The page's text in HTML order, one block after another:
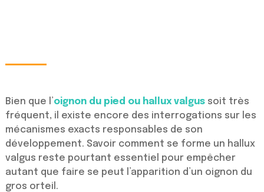
Bien que l’oignon du pied ou hallux valgussoit très
fréquent, il existe encore des interrogations sur les
mécanismes exacts responsables de son
développement. Savoir comment se forme un hallux
valgus reste pourtant essentiel pour empêcher
autant que faire se peut l’apparition d’un oignon du
gros orteil.